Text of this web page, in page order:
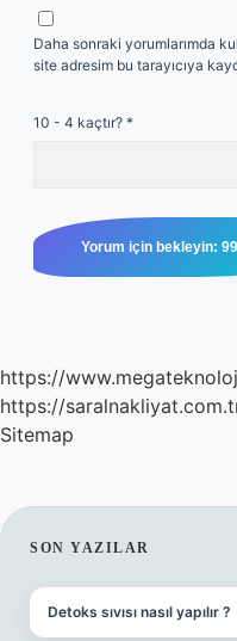
Daha sonraki yorumlarımda
site adresim bu tarayıcıya
10 - 4 kaçtır? *
https://
https://
Sitemap
SIDEBAR
SON YAZILAR
Detoks sıvısı nasıl yapılır ?